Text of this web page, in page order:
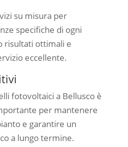
su misura per
specifiche di ogni
risultati ottimali e
eccellente.
fotovoltaici a Bellusco è
per mantenere
e garantire un
a lungo termine.